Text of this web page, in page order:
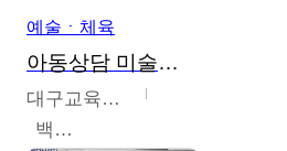
예술ㆍ체육
아동상담 미술치료
대구교육대학교
백중열